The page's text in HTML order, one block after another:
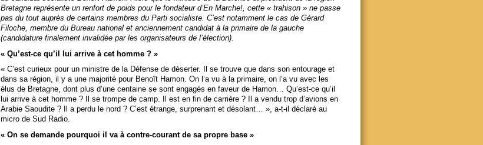
Bretagne représente un renfort de poids pour le fondateur d’En Marche!, cette « trahison » ne passe
pas du tout auprès de certains membres du Parti socialiste. C’est notamment le cas de Gérard
Filoche, membre du Bureau national et anciennement candidat à la primaire de la gauche
(candidature finalement invalidée par les organisateurs de l’élection).
« Qu’est-ce qu’il lui arrive à cet homme ? »
« C’est curieux pour un ministre de la Défense de déserter. Il se trouve que dans son entourage et
dans sa région, il y a une majorité pour Benoît Hamon. On l’a vu à la primaire, on l’a vu avec les
élus de Bretagne, dont plus d’une centaine se sont engagés en faveur de Hamon… Qu’est-ce qu’il
lui arrive à cet homme ? Il se trompe de camp. Il est en fin de carrière ? Il a vendu trop d’avions en
Arabie Saoudite ? Il a perdu le nord ? C’est étrange, surprenant et désolant… », a-t-il déclaré au
micro de Sud Radio.
« On se demande pourquoi il va à contre-courant de sa propre base »